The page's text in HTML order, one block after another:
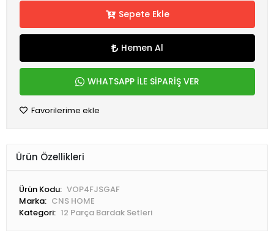
Sepete Ekle
Hemen Al
WHATSAPP İLE SİPARİŞ VER
Favorilerime ekle
Ürün Özellikleri
Ürün Kodu: VOP4FJSGAF
Marka: CNS HOME
Kategori: 12 Parça Bardak Setleri